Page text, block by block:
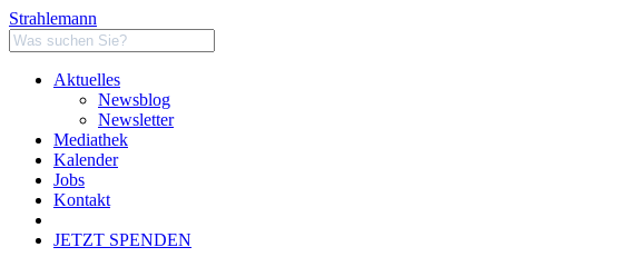
Strahlemann
Aktuelles
Newsblog
Newsletter
Mediathek
Kalender
Jobs
Kontakt
JETZT SPENDEN